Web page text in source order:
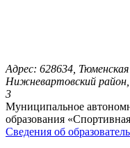
Адрес: 628634,
Нижневартовский
3
Муниципальное
образования
Сведения об